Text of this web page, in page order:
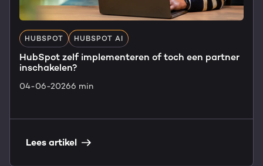
HUBSPOT HUBSPOT AI
HubSpot zelf implementeren of toch een partner
inschakelen?
04-06-20266 min
Lees artikel